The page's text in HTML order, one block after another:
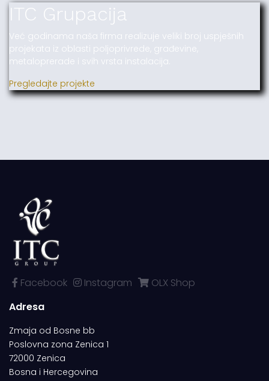
ITC Grupacija
Već godinama naša firma realizuje veliki broj uspješnih
projekata iz oblasti poljoprivrede, građevine,
metaloprerade i svih vrsta instalacija.
Pregledajte projekte
Facebook Instagram
OLX Shop
Adresa
Zmaja od Bosne bb
Poslovna zona Zenica 1
72000 Zenica
Bosna i Hercegovina